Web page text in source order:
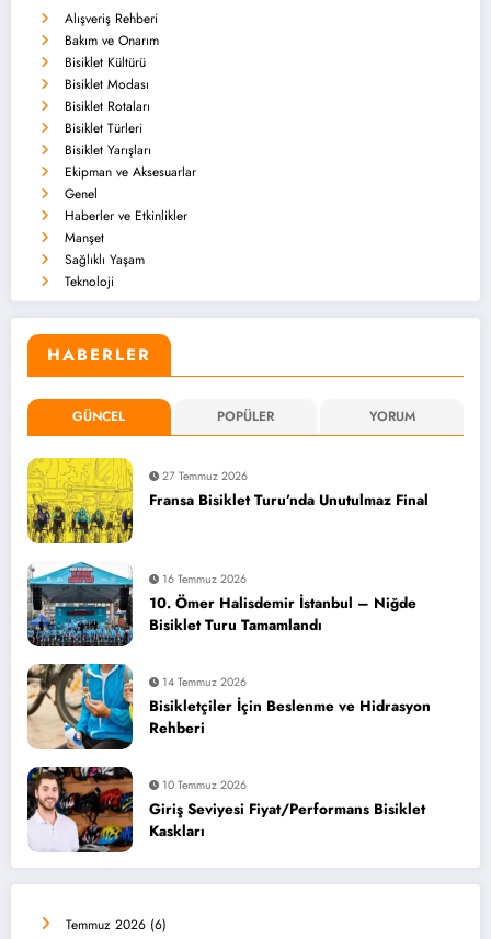
Alışveriş Rehberi
Bakım ve Onarım
Bisiklet Kültürü
Bisiklet Modası
Bisiklet Rotaları
Bisiklet Türleri
Bisiklet Yarışları
Ekipman ve Aksesuarlar
Genel
Haberler ve Etkinlikler
Manşet
Sağlıklı Yaşam
Teknoloji
HABERLER
GÜNCEL POPÜLER YORUM
27 Temmuz 2026
Fransa Bisiklet Turu’nda Unutulmaz Final
16 Temmuz 2026
10. Ömer Halisdemir İstanbul – Niğde
Bisiklet Turu Tamamlandı
14 Temmuz 2026
Bisikletçiler İçin Beslenme ve Hidrasyon
Rehberi
10 Temmuz 2026
Giriş Seviyesi Fiyat/Performans Bisiklet
Kaskları
Temmuz 2026 (6)